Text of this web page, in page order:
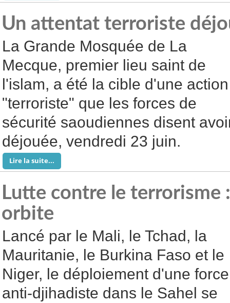
Un attentat terroriste
La Grande Mosquée de La
Mecque, premier lieu saint de
l'islam, a été la cible d'une action
"terroriste" que les forces de
sécurité saoudiennes disent
déjouée, vendredi 23 juin.
Lire la suite...
Lutte contre le terrorisme
orbite
Lancé par le Mali, le Tchad, la
Mauritanie, le Burkina Faso et le
Niger, le déploiement d'une force
anti-djihadiste dans le Sahel se